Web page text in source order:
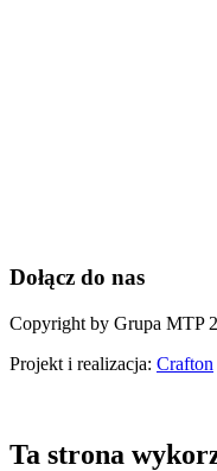
Dołącz do nas
Copyright by Grupa MTP
Projekt i realizacja: Crafton
Ta strona